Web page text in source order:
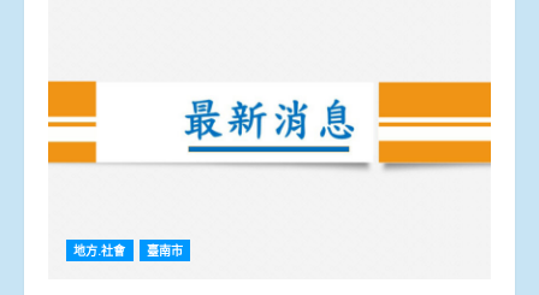
地方.社會 臺南市